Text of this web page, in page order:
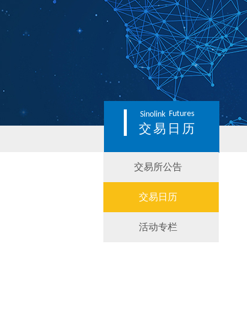
Sinolink Futures
交易日历
交易所公告
交易日历
活动专栏